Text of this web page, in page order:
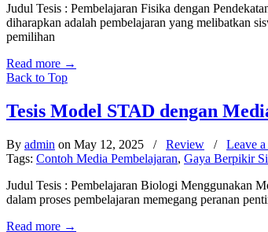
Judul Tesis : Pembelajaran Fisika dengan
diharapkan adalah pembelajaran yang melibatkan
pemilihan
Read more →
Back to Top
Tesis Model STAD dengan
By admin on May 12, 2025 / Review / Leave
Tags: Contoh Media Pembelajaran, Gaya Berpikir
Judul Tesis : Pembelajaran Biologi Menggunakan
dalam proses pembelajaran memegang peranan
Read more →